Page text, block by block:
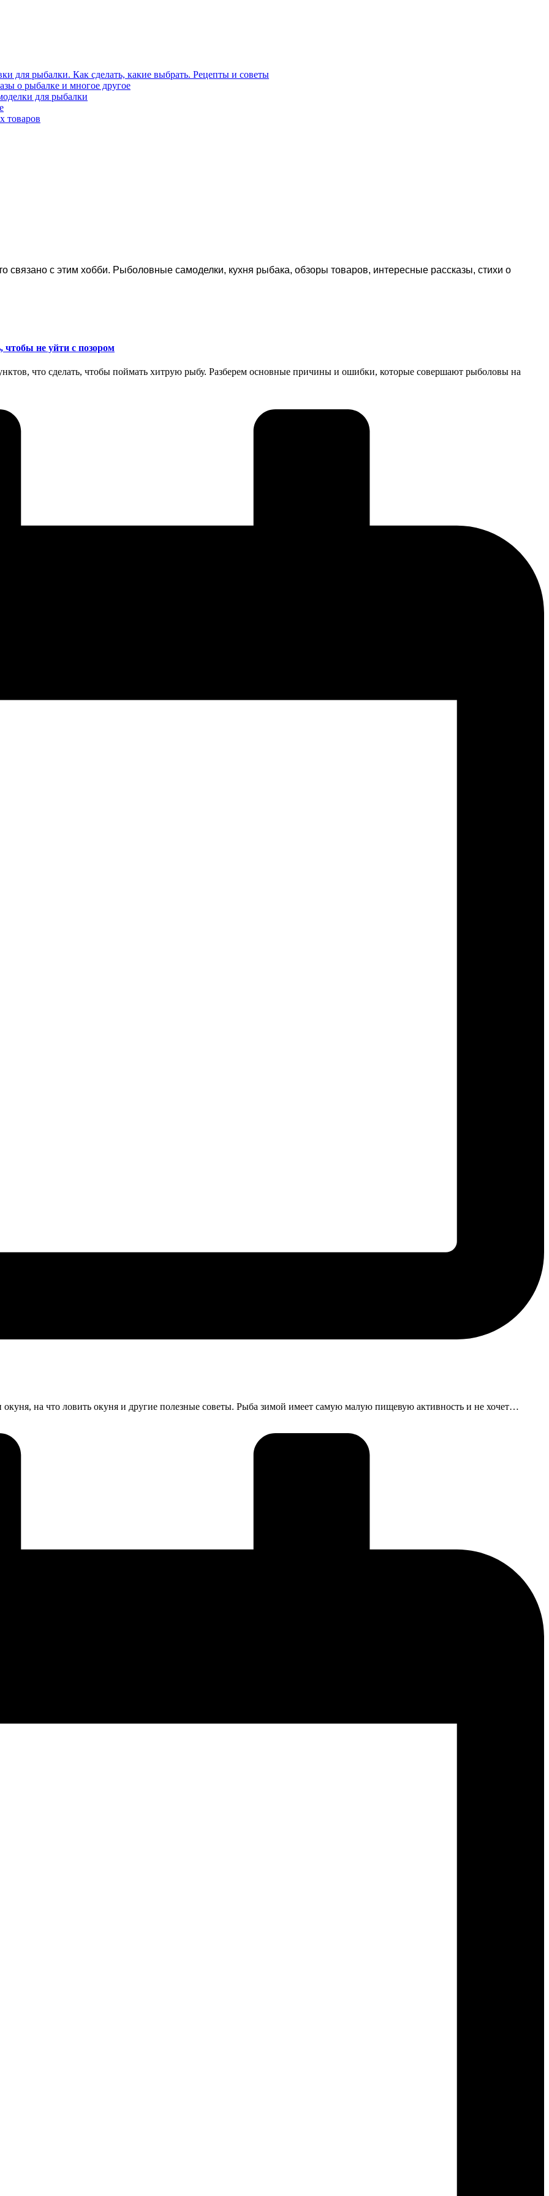
для рыбалки. Как сделать, какие выбрать. Рецепты и советы
о рыбалке и многое другое
для рыбалки
товаров
связано с этим хобби. Рыболовные самоделки, кухня рыбака, обзоры товаров, интересные рассказы, стихи о
не уйти с позором
что сделать, чтобы поймать хитрую рыбу. Разберем основные причины и ошибки, которые совершают рыболовы на
окуня, на что ловить окуня и другие полезные советы. Рыба зимой имеет самую малую пищевую активность и не хочет…